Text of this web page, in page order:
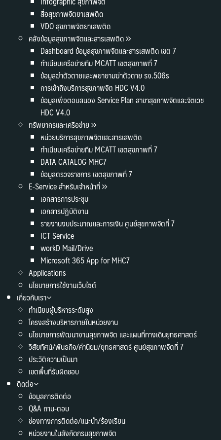
สื่อสุขภาพจิตยาเสพติด
VDO สุขภาพจิตยาเสพติด
คลังข้อมูลสุขภาพจิตและสารเสพติด
Dashboard ข้อมูลสุขภาพจิตและสารเสพติด เขต 7
ทำเนียบเครือข่ายทีม MCATT เขตสุขภาพที่ 7
ข้อมูลฆ่าตัวตายและพยายามฆ่าตัวตาย รง.506s
การเข้าถึงบริการสุขภาพจิต HDC V4.0
ข้อมูลเพื่อตอบสนอง Service Plan สาขาสุขภาพจิตและจิตเวช
HDC V4.0
ทรัพยากรและเครือข่าย
หน่วยบริการสุขภาพจิตและสารเสพติด
ทำเนียบเครือข่ายทีม MCATT เขตสุขภาพที่ 7
DATA CATALOG MHC7
ข้อมูลตรวจราชการ เขตสุขภาพที่ 7
E-Service สำหรับเจ้าหน้าที่
เอกสารการประชุม
เอกสารปฏิบัติงาน
รายงานงบประมาณและการเงิน ศูนย์สุขภาพจิตที่ 7
ICT Service
workD Mail/Drive
Microsoft 365 App for MHC7
Applications
นโยบายการใช้งานเว็บไซต์
เกี่ยวกับเรา
ทำเนียบผู้บริหารระดับสูง
โครงสร้างบริหารภายในหน่วยงาน
นโยบายการพัฒนางานสุขภาพจิต และแผนที่ทางเดินยุทธศาสตร์
วิสัยทัศน์/พันธกิจ/ค่านิยม/ยุทธศาสตร์ ศูนย์สุขภาพจิตที่ 7
ประวัติความเป็นมา
เขตพื้นที่รับผิดชอบ
ติดต่อ
ข้อมูลการติดต่อ
Q&A ถาม-ตอบ
ช่องทางการติดต่อ/แนะนำ/ร้องเรียน
หน่วยงานในสังกัดกรมสุขภาพจิต